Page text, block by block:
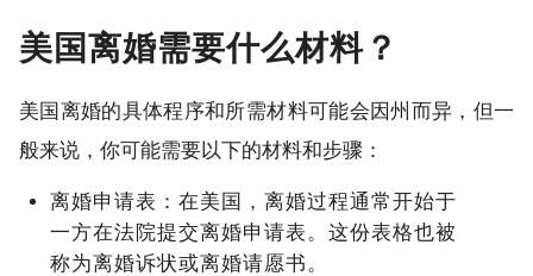
美国离婚需要什么材料？
美国离婚的具体程序和所需材料可能会因州而异，但一
般来说，你可能需要以下的材料和步骤：
离婚申请表：在美国，离婚过程通常开始于
一方在法院提交离婚申请表。这份表格也被
称为离婚诉状或离婚请愿书。